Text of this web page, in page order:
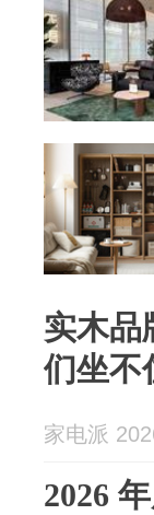
实木品
们坐不
家电派
2026